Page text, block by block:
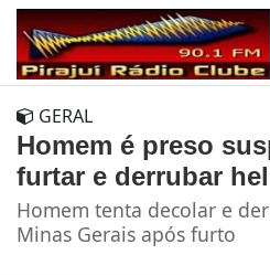
GERAL
Homem é preso
furtar e derrubar
Homem tenta decolar e
Minas Gerais após furto